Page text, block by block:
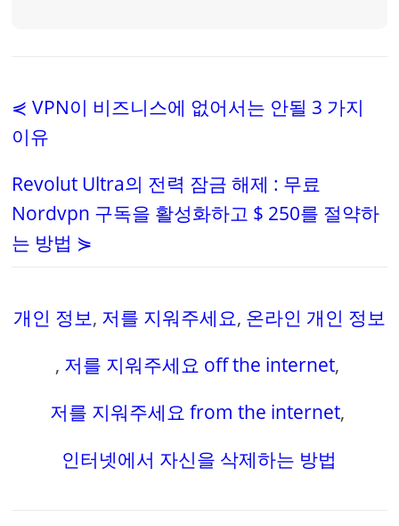
⋞ VPN이 비즈니스에 없어서는 안될 3 가지
이유
Revolut Ultra의 전력 잠금 해제 : 무료
Nordvpn 구독을 활성화하고 $ 250를 절약하
는 방법 ⋟
개인 정보, 저를 지워주세요, 온라인 개인 정보
, 저를 지워주세요 off the internet,
저를 지워주세요 from the internet,
인터넷에서 자신을 삭제하는 방법